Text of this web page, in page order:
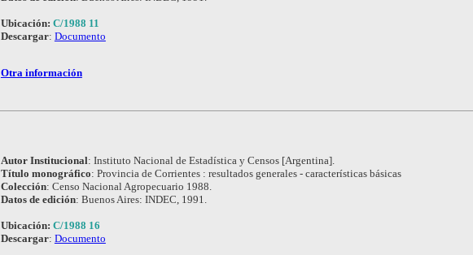
Ubicación: C/1988 11
Descargar: Documento
Otra información
Autor Institucional: Instituto Nacional de Estadística y Censos [Argentina].
Título monográfico: Provincia de Corrientes : resultados generales - características básicas
Colección: Censo Nacional Agropecuario 1988.
Datos de edición: Buenos Aires: INDEC, 1991.
Ubicación: C/1988 16
Descargar: Documento